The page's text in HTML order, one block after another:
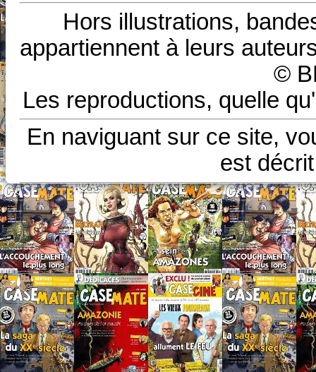
Hors illustrations,
appartiennent à leurs
©
Les reproductions, quelle
En naviguant sur ce site,
est